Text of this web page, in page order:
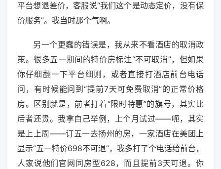
平台想退差价，客服说“我们这个是动态定价，没有保
价服务”。我当时那个气啊。
另一个更蠢的错误是，我从来不看酒店的取消政
策。很多五一期间的特价房标注“不可取消”，但如果
你仔细翻一下平台细则，或者直接打酒店前台电话
问，有时候能问到“提前7天可免费取消”的正常价格
房。区别就是，前者打着“限时特惠”的旗号，其实比
后者还贵。我拿自己举例，上个月试过——呃，其实
是上上周——订五一去扬州的房，一家酒店在美团上
显示“五一特价698不可退”，我多打了个电话给前台，
人家说他们官网同房型628，而且提前3天可退。你